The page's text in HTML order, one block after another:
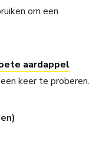
om een
aardappel
keer te proberen.